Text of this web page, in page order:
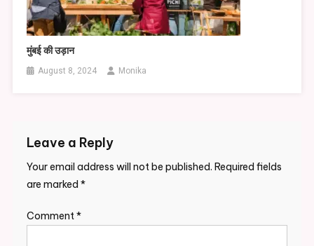
मुंबई की उड़ान
August 8, 2024 Monika
Leave a Reply
Your email address will not be published. Required fields
are marked *
Comment*